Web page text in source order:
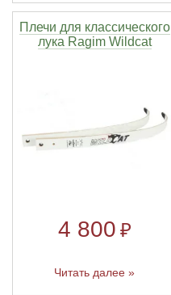
Плечи для классического
лука Ragim Wildcat
4 800 ₽
Читать далее »